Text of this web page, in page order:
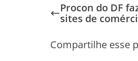
Procon do DF
sites de
Compartilhe esse